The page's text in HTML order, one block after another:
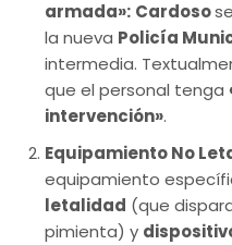
armada»: Cardoso
la nueva Policía
intermedia.
que el personal tenga
intervención».
Equipamiento No
equipamiento
letalidad (que
pimienta) y